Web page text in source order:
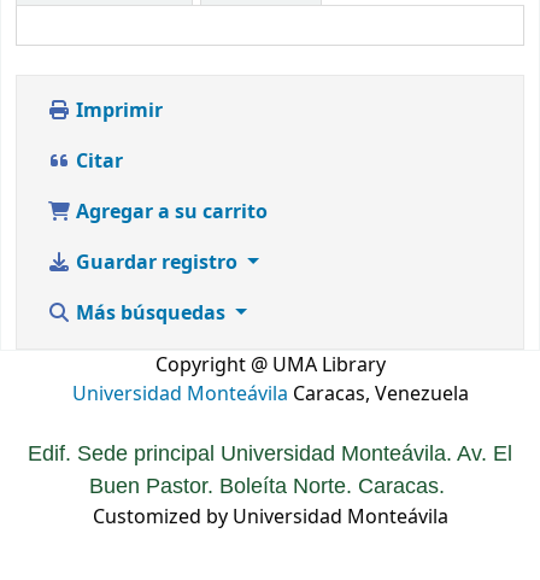
Imprimir
Citar
Agregar a su carrito
Guardar registro
Más búsquedas
Copyright @ UMA Library
Universidad Monteávila Caracas, Venezuela
Edif. Sede principal Universidad Monteávila. Av. El
Buen Pastor. Boleíta Norte. Caracas.
Customized by Universidad Monteávila